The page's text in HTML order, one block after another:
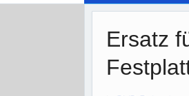
Ersatz